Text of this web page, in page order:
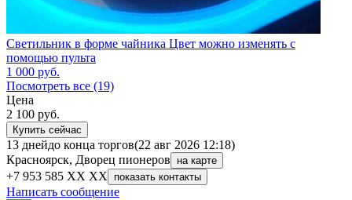
Светильник в форме чайника Цвет можно изменять с
помощью пульта
1 000 руб.
Посмотреть все (19)
Цена
2 100 руб.
Купить сейчас
13 днейдо конца торгов(22 авг 2026 12:18)
Красноярск, Дворец пионеров
на карте
+7 953 585 XX XX показать контакты
Написать сообщение